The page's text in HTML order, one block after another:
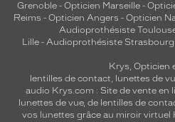
Grenoble - Opticien Marseille -
Reims - Opticien Angers - Opticien
Audioprothésiste
Lille- Audioprothésiste Strasbourg
Krys, Opticien
lentilles de contact, lunettes de
audio Krys.com : Site de vente en
lunettes de vue, de lentilles de
vos lunettes grâce au miroir virtuel